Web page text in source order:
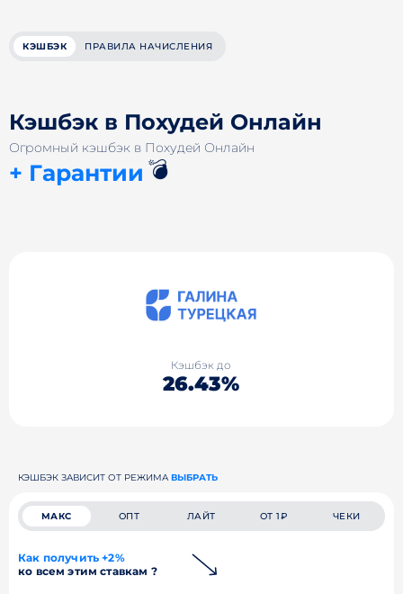
КЭШБЭК ПРАВИЛА НАЧИСЛЕНИЯ
Кэшбэк в Похудей Онлайн
Огромный кэшбэк в Похудей Онлайн
+ Гарантии 💣
Кэшбэк до
26.43%
КЭШБЭК ЗАВИСИТ ОТ РЕЖИМА ВЫБРАТЬ
МАКС ОПТ ЛАЙТ ОТ 1₽ ЧЕКИ
Как получить +2%
ко всем этим ставкам ?